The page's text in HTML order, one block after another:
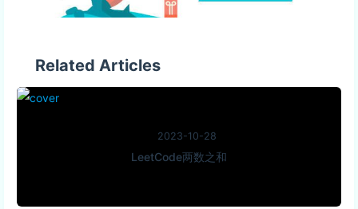
Related Articles
2023-10-28
LeetCode两数之和